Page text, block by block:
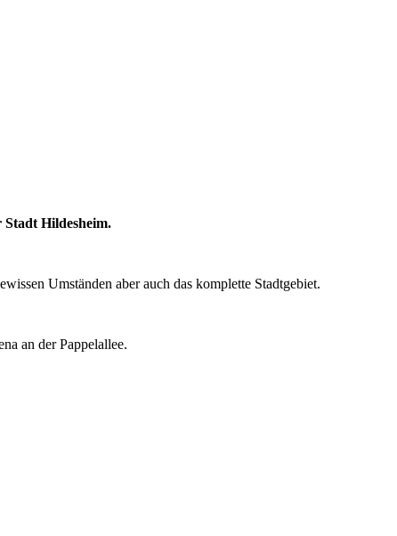
Hildesheim.
Umständen aber auch das komplette Stadtgebiet.
an der Pappelallee.